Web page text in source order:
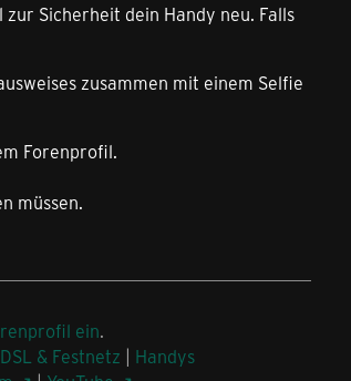
Sicherheit dein Handy neu. Falls
zusammen mit einem Selfie
Forenprofil.
müssen.
ein.
DSL & Festnetz | Handys